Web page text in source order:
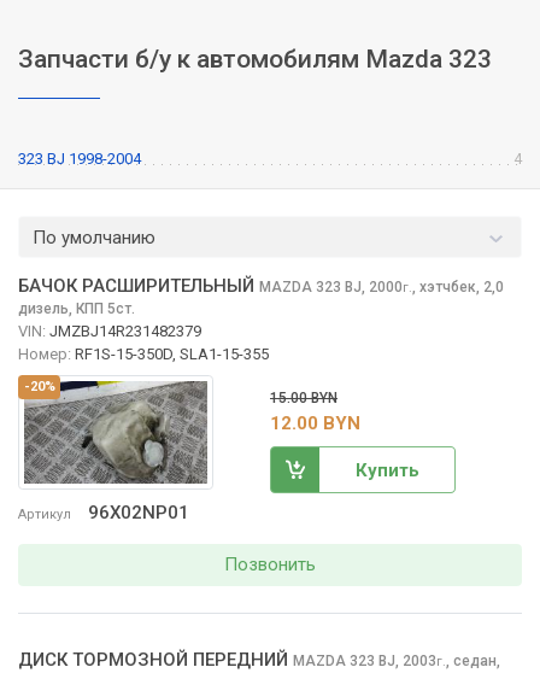
Запчасти б/у к автомобилям Mazda 323
323 BJ 1998-2004 4
По умолчанию
-20%
Артикул 96X02NP01
БАЧОК РАСШИРИТЕЛЬНЫЙ MAZDA 323 BJ, 2000г., хэтчбек, 2,0
дизель, КПП 5ст.
VIN: JMZBJ14R231482379
Номер: RF1S-15-350D, SLA1-15-355
15.00 BYN
12.00 BYN
Купить
Позвонить
ДИСК ТОРМОЗНОЙ ПЕРЕДНИЙ MAZDA 323 BJ, 2003г., седан,